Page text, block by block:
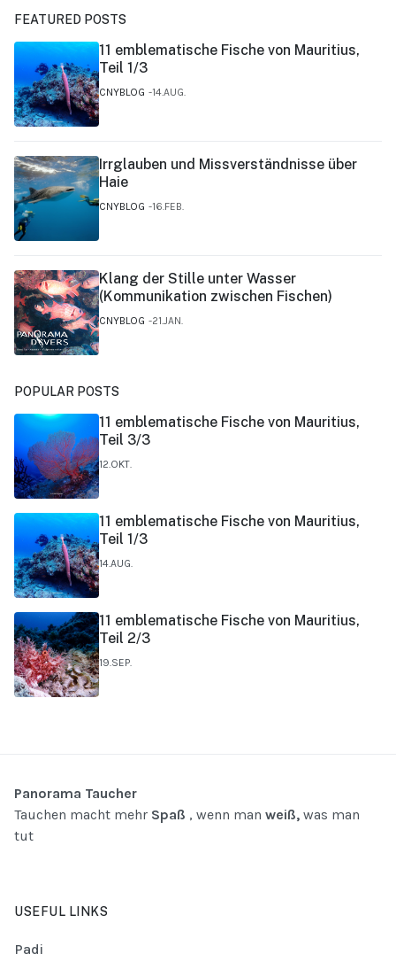
FEATURED POSTS
11 emblematische Fische von Mauritius,
Teil 1/3
CNYBLOG 14.AUG.
Irrglauben und Missverständnisse über
Haie
CNYBLOG 16.FEB.
Klang der Stille unter Wasser
(Kommunikation zwischen Fischen)
CNYBLOG 21.JAN.
POPULAR POSTS
11 emblematische Fische von Mauritius,
Teil 3/3
12.OKT.
11 emblematische Fische von Mauritius,
Teil 1/3
14.AUG.
11 emblematische Fische von Mauritius,
Teil 2/3
19.SEP.
Panorama Taucher
Tauchen macht mehr Spaß , wenn man weiß, was man
tut
USEFUL LINKS
Padi